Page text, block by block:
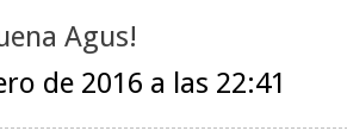
Agus!
de 2016 a las 22:41